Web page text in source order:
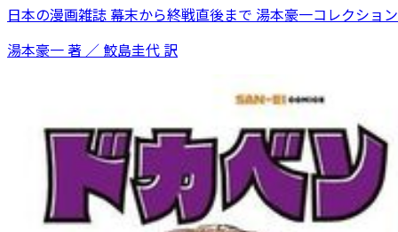
日本の漫画雑誌 幕末から終戦直後まで 湯本豪一コレクション
湯本豪一 著 ／ 鮫島圭代 訳